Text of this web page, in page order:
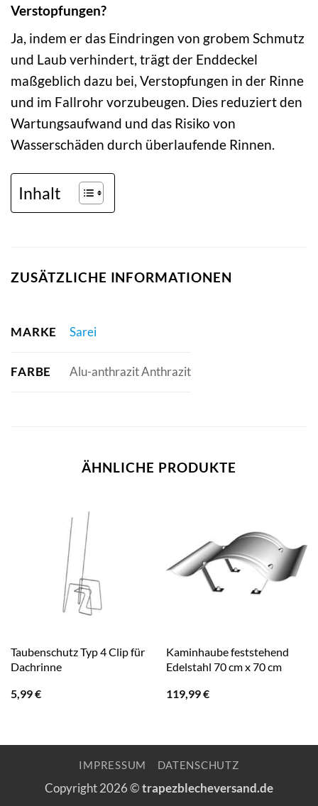
Verstopfungen?
Ja, indem er das Eindringen von grobem Schmutz
und Laub verhindert, trägt der Enddeckel
maßgeblich dazu bei, Verstopfungen in der Rinne
und im Fallrohr vorzubeugen. Dies reduziert den
Wartungsaufwand und das Risiko von
Wasserschäden durch überlaufende Rinnen.
Inhalt
ZUSÄTZLICHE INFORMATIONEN
MARKE Sarei
FARBE Alu-anthrazit Anthrazit
ÄHNLICHE PRODUKTE
Taubenschutz Typ 4 Clip für
Dachrinne
5,99€
Kaminhaube feststehend
Edelstahl 70 cm x 70 cm
119,99€
IMPRESSUM DATENSCHUTZ
Copyright 2026 ©trapezblecheversand.de